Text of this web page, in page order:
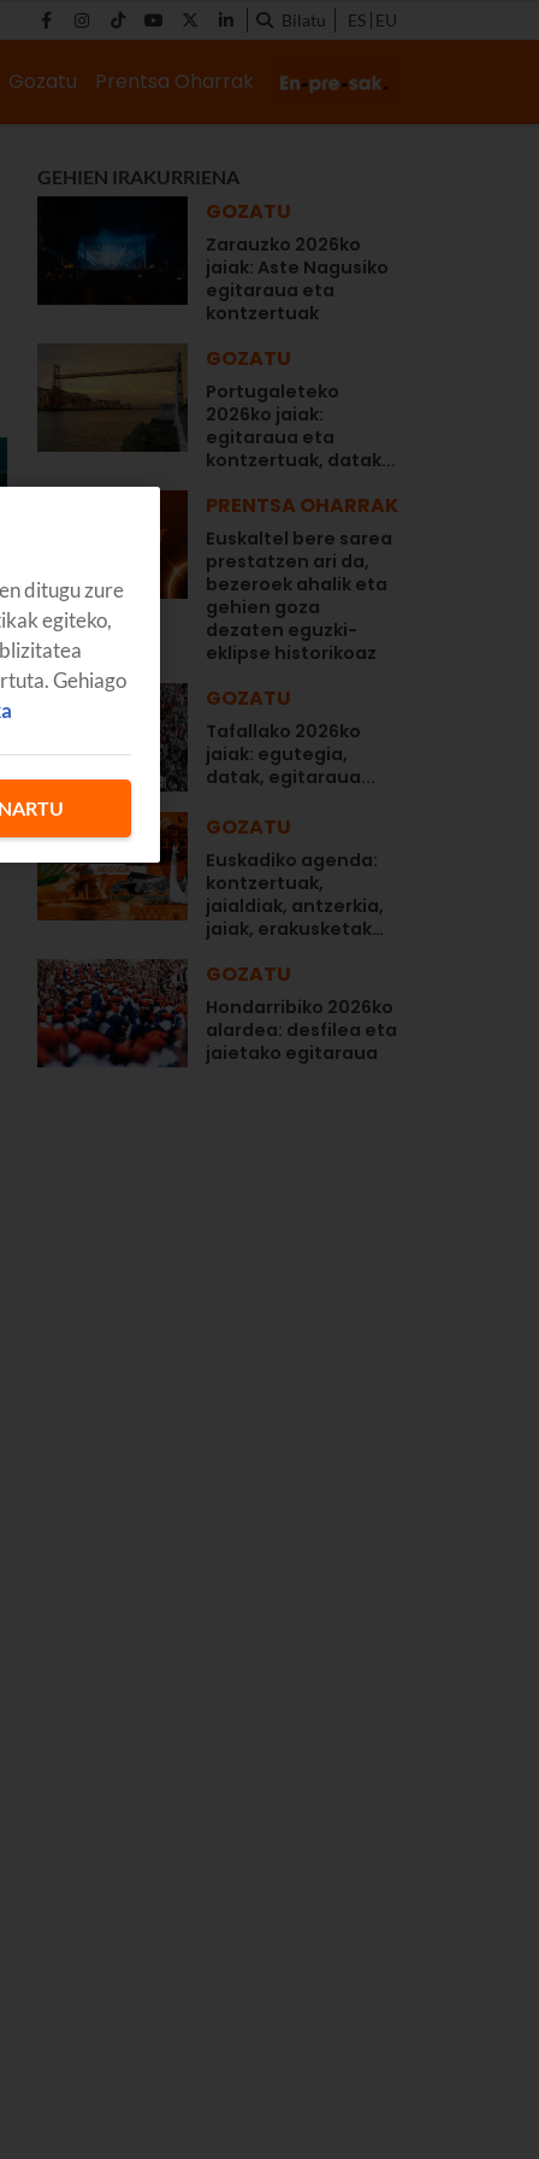
Bilatu ES EU
Gozatu Prentsa Oharrak
GEHIEN IRAKURRIENA
GOZATU
Zarauzko 2026ko
jaiak: Aste Nagusiko
egitaraua eta
kontzertuak
GOZATU
Portugaleteko
2026ko jaiak:
egitaraua eta
kontzertuak, datak...
PRENTSA OHARRAK
Euskaltel bere sarea
prestatzen ari da,
bezeroek ahalik eta
gehien goza
dezaten eguzki-
eklipse historikoaz
GOZATU
Tafallako 2026ko
jaiak: egutegia,
datak, egitaraua...
GOZATU
Euskadiko agenda:
kontzertuak,
jaialdiak, antzerkia,
jaiak, erakusketak…
GOZATU
Hondarribiko 2026ko
alardea: desfilea eta
jaietako egitaraua
ditugu zure
egiteko,
Gehiago